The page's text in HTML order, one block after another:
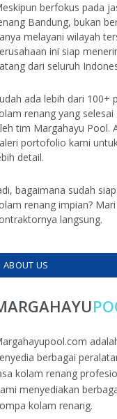
berfokus pada
Bandung, bukan
melayani wilayah
ini siap
dari seluruh
ada lebih dari 100+
renang yang
tim Margahayu Pool.
portofolio kami
detail.
bagaimana sudah
renang impian?
langsung.
ABOUT US
berbagai
kolam renang
menyediakan
kolam renang.